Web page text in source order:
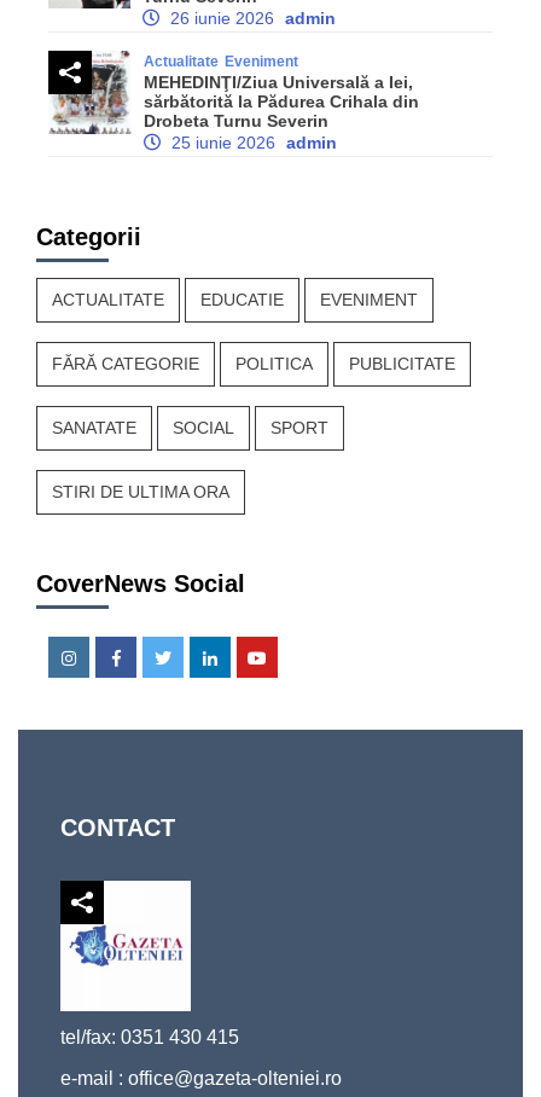
26 iunie 2026
admin
Actualitate Eveniment
MEHEDINŢI/Ziua Universală a Iei,
sărbătorită la Pădurea Crihala din
Drobeta Turnu Severin
25 iunie 2026
admin
Categorii
ACTUALITATE EDUCATIE EVENIMENT
FĂRĂ CATEGORIE POLITICA PUBLICITATE
SANATATE SOCIAL SPORT
STIRI DE ULTIMA ORA
CoverNews Social
InstagramFacebookTwitterLinkedin
CONTACT
tel/fax: 0351 430 415
e-mail : office@gazeta-olteniei.ro